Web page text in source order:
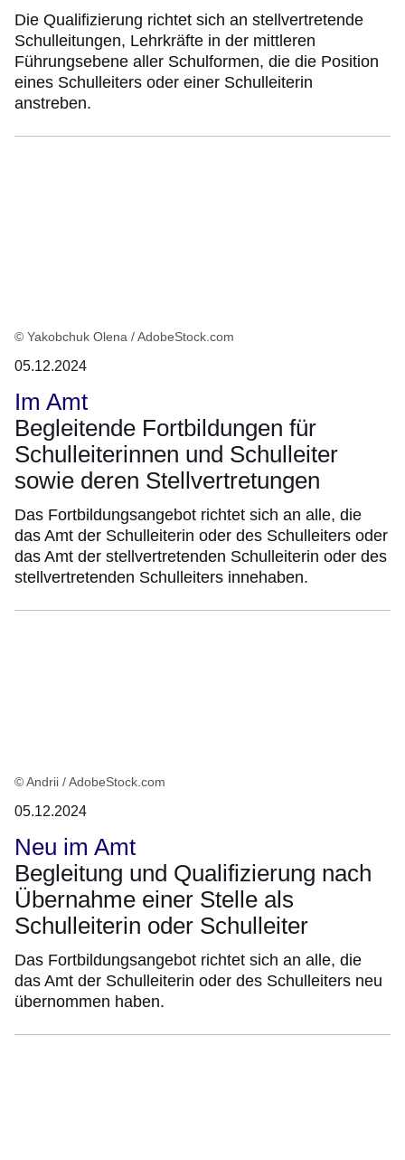
Die Qualifizierung richtet sich an stellvertretende
Schulleitungen, Lehrkräfte in der mittleren
Führungsebene aller Schulformen, die die Position
eines Schulleiters oder einer Schulleiterin
anstreben.
© Yakobchuk Olena / AdobeStock.com
05.12.2024
Im Amt
Begleitende Fortbildungen für
Schulleiterinnen und Schulleiter
sowie deren Stellvertretungen
Das Fortbildungsangebot richtet sich an alle, die
das Amt der Schulleiterin oder des Schulleiters oder
das Amt der stellvertretenden Schulleiterin oder des
stellvertretenden Schulleiters innehaben.
© Andrii / AdobeStock.com
05.12.2024
Neu im Amt
Begleitung und Qualifizierung nach
Übernahme einer Stelle als
Schulleiterin oder Schulleiter
Das Fortbildungsangebot richtet sich an alle, die
das Amt der Schulleiterin oder des Schulleiters neu
übernommen haben.